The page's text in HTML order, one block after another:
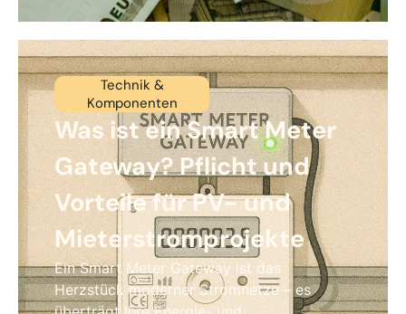
Technik &
Komponenten
Was ist ein Smart Meter
Gateway? Pflicht und
Vorteile für PV- und
Mieterstromprojekte
Ein Smart Meter Gateway ist das
Herzstück moderner Stromnetze – es